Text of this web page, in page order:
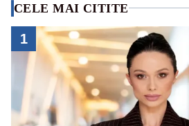
CELE MAI CITITE
1